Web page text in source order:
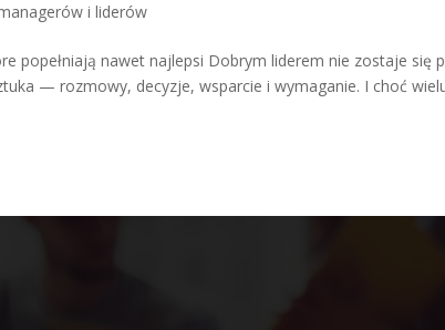
i liderów
popełniają nawet najlepsi Dobrym liderem nie zostaje się
— rozmowy, decyzje, wsparcie i wymaganie. I choć